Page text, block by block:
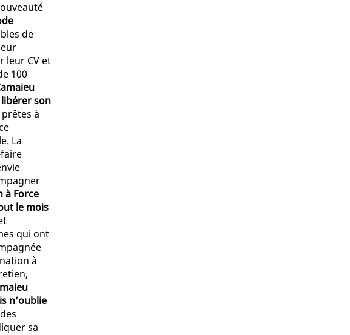
de
leur CV et
100
son
à
La
à Force
le mois
qui ont
à
n’oublie
sa